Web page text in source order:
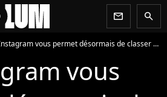
newsletter search
vous permet désormais de classer vos abonnements dans des catégories
vous